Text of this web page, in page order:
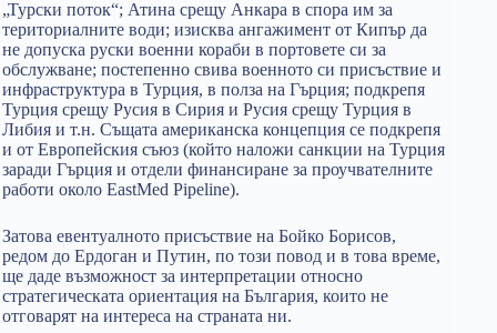
„Турски поток“; Атина срещу Анкара в спора им за
териториалните води; изисква ангажимент от Кипър да
не допуска руски военни кораби в портовете си за
обслужване; постепенно свива военното си присъствие и
инфраструктура в Турция, в полза на Гърция; подкрепя
Турция срещу Русия в Сирия и Русия срещу Турция в
Либия и т.н. Същата американска концепция се подкрепя
и от Европейския съюз (който наложи санкции на Турция
заради Гърция и отдели финансиране за проучвателните
работи около EastMed Pipeline).
Затова евентуалното присъствие на Бойко Борисов,
редом до Ердоган и Путин, по този повод и в това време,
ще даде възможност за интерпретации относно
стратегическата ориентация на България, които не
отговарят на интереса на страната ни.